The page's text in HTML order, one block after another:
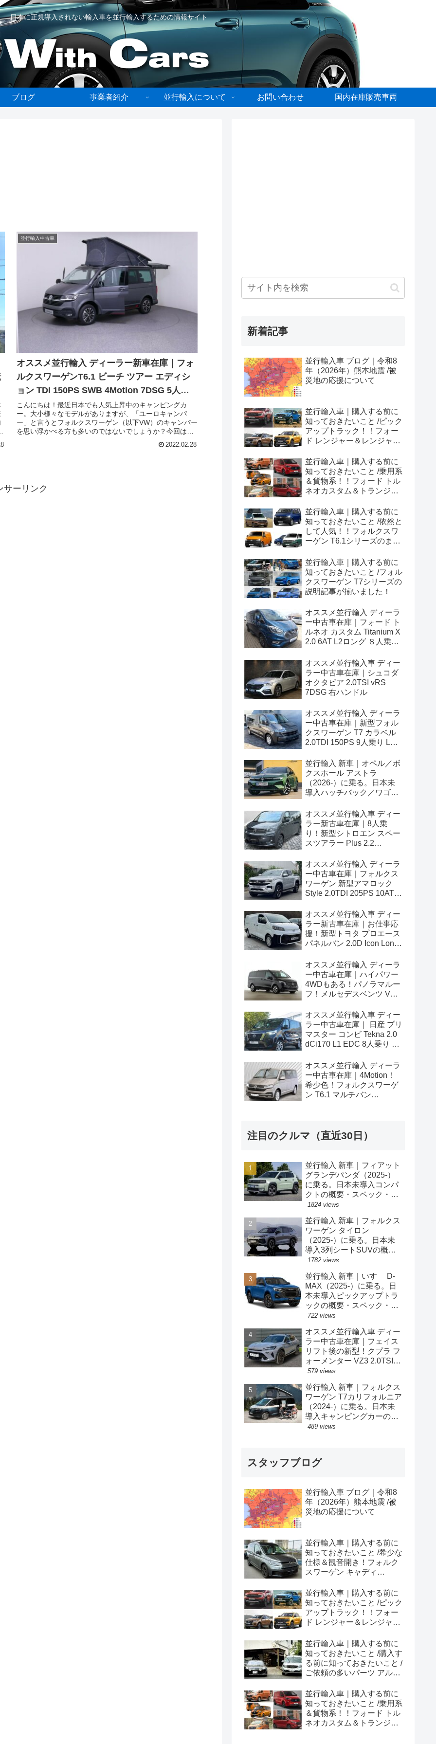
日本に正規導入されない輸入車を並行輸入するための情報サイト
ブログ 事業者紹介 並行輸入について お問い合わせ 国内在庫販売車両
並行輸入中古車
オススメ並行輸入 ディーラー新車在庫｜フォ
ルクスワーゲンT6.1 ビーチ ツアー エディシ
ョン TDI 150PS SWB 4Motion 7DSG 5人乗
り 左ハンドル
こんにちは！最近日本でも人気上昇中のキャンピングカ
ー。大小様々なモデルがありますが、「ユーロキャンパ
ー」と言うとフォルクスワーゲン（以下VW）のキャンパー
を思い浮かべる方も多いのではないでしょうか？今回は欧
新型 T6.1 カリフォルニア （VOLKSWAGEN T6.1
ィーラーからのオファーがありました。シンクやコンロま
では必要無いけれど、4Motion(4WD)は欲しいというユーザ
2022.02.28
サーリンク
新着記事
並行輸入車 ブログ｜令和8
年（2026年）熊本地震 /被
災地の応援について
並行輸入車｜購入する前に
知っておきたいこと /ピック
アップトラック！！フォー
ド レンジャー＆レンジャー
め！
並行輸入車｜購入する前に
知っておきたいこと /乗用系
＆貨物系！！フォード トル
ネオカスタム＆トランジッ
め！
並行輸入車｜購入する前に
知っておきたいこと /依然と
して人気！！フォルクスワ
ーゲン T6.1シリーズのまと
並行輸入車｜購入する前に
知っておきたいこと /フォル
クスワーゲン T7シリーズの
説明記事が揃いました！
オススメ並行輸入 ディーラ
ー中古車在庫｜フォード ト
ルネオ カスタム Titanium X
2.0 6AT L2ロング ８人乗り
オススメ並行輸入車 ディー
ラー中古車在庫｜シュコダ
オクタビア 2.0TSI vRS
7DSG 右ハンドル
オススメ並行輸入 ディーラ
ー中古車在庫｜新型フォル
クスワーゲン T7 カラベル
2.0TDI 150PS 9人乗り LWB
並行輸入 新車｜オペル／ボ
クスホール アストラ
（2026-）に乗る。日本未
導入ハッチバック／ワゴン
情報。
オススメ並行輸入車 ディー
ラー新古車在庫｜8人乗
り！新型シトロエン スペー
スツアラー Plus 2.2
ドル
オススメ並行輸入 ディーラ
ー中古車在庫｜フォルクス
ワーゲン 新型アマロック
Style 2.0TDI 205PS 10AT
オススメ並行輸入車 ディー
ラー新古車在庫｜お仕事応
援！新型トヨタ プロエース
パネルバン 2.0D Icon Long
オススメ並行輸入 ディーラ
ー中古車在庫｜ハイパワー
4WDもある！パノラマルー
フ！メルセデスベンツ Vク
ロング 4Matic 9G-Tronic 左
ハンドル
オススメ並行輸入車 ディー
ラー中古車在庫｜ 日産 プリ
マスター コンビ Tekna 2.0
dCi170 L1 EDC 8人乗り 左
オススメ並行輸入 ディーラ
ー中古車在庫｜4Motion！
希少色！フォルクスワーゲ
ン T6.1 マルチバン
注目のクルマ（直近30日）
並行輸入 新車｜フィアット
グランデパンダ（2025-）
に乗る。日本未導入コンパ
クトの概要・スペック・価
格の情報。
1824 views
並行輸入 新車｜フォルクス
ワーゲン タイロン
（2025-）に乗る。日本未
導入3列シートSUVの概
要・スペック・価格の情
1782 views
並行輸入 新車｜いすゞ D-
MAX（2025-）に乗る。日
本未導入ピックアップトラ
ックの概要・スペック・価
格の情報。
722 views
オススメ並行輸入車 ディー
ラー中古車在庫｜フェイス
リフト後の新型！クプラ フ
ォーメンター VZ3 2.0TSI
333PS 4Drive 7DSG 右ハン
579 views
並行輸入 新車｜フォルクス
ワーゲン T7カリフォルニア
（2024-）に乗る。日本未
導入キャンピングカーの概
要・スペック・価格の情
489 views
スタッフブログ
並行輸入車 ブログ｜令和8
年（2026年）熊本地震 /被
災地の応援について
並行輸入車｜購入する前に
知っておきたいこと /希少な
仕様＆観音開き！フォルク
スワーゲン キャディ
並行輸入車｜購入する前に
知っておきたいこと /ピック
アップトラック！！フォー
ド レンジャー＆レンジャー
め！
並行輸入車｜購入する前に
知っておきたいこと /購入す
る前に知っておきたいこと /
ご依頼の多いパーツ アルピ
やカスタム・チューニング
パーツも何とかなる！②
並行輸入車｜購入する前に
知っておきたいこと /乗用系
＆貨物系！！フォード トル
ネオカスタム＆トランジッ